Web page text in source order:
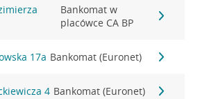
Bankomat w
placówce CA BP
17a Bankomat (Euronet)
4 Bankomat (Euronet)